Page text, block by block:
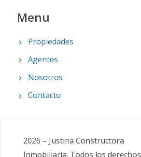
Menu
Propiedades
Agentes
Nosotros
Contacto
2026 – Justina Constructora
Inmobiliaria. Todos los derechos